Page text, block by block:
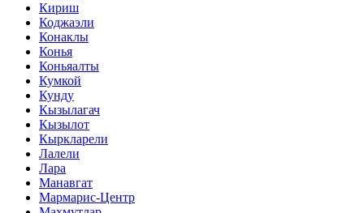
Кириш
Коджаэли
Конаклы
Конья
Коньяалты
Кумкой
Кунду
Кызылагач
Кызылот
Кыркларели
Лалели
Лара
Манавгат
Мармарис-Центр